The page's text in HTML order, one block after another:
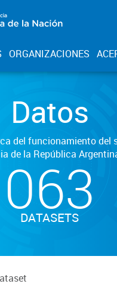
ORGANIZACIONES
Datos
del funcionamiento del
de la República
063
DATASETS